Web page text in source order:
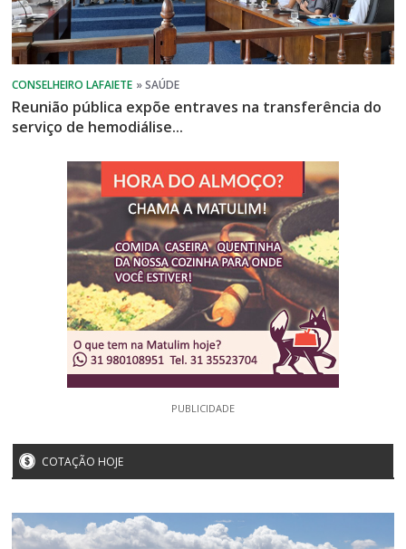
Reunião pública expõe entraves na transferência do
serviço de hemodiálise...
PUBLICIDADE
COTAÇÃO HOJE